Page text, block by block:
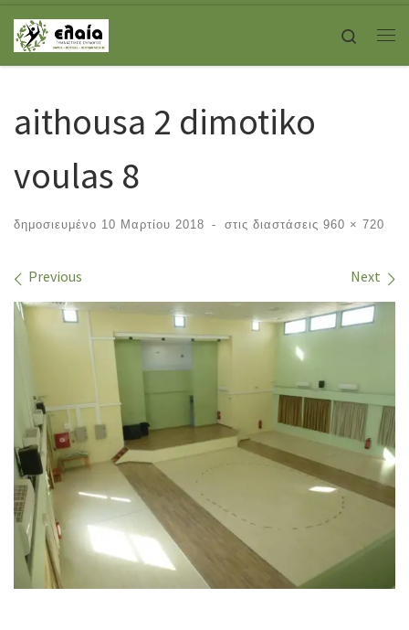
Skip to content
Search
aithousa 2 dimotiko
voulas 8
δημοσιευμένο 10 Μαρτίου 2018 - στις διαστάσεις 960 × 720
Images navigation
Previous Next